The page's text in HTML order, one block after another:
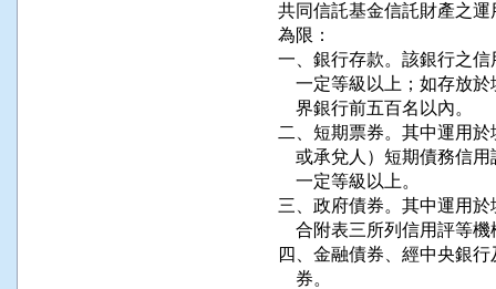
共同信託基金信託財產之
為限：
一、銀行存款。該銀行之
一定等級以上；如存放
    界銀行前五百名以內。
二、短期票券。其中運用
或承兌人）短期債務信
    一定等級以上。
三、政府債券。其中運用
合附表三所列信用評等
四、金融債券、經中央銀
    券。